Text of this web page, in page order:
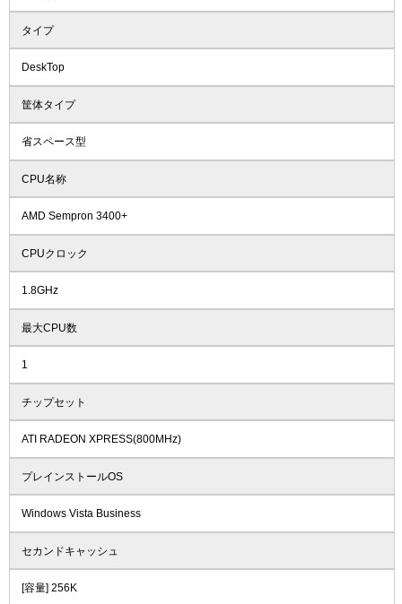
タイプ
DeskTop
筐体タイプ
省スペース型
CPU名称
AMD Sempron 3400+
CPUクロック
1.8GHz
最大CPU数
1
チップセット
ATI RADEON XPRESS(800MHz)
プレインストールOS
Windows Vista Business
セカンドキャッシュ
[容量] 256K